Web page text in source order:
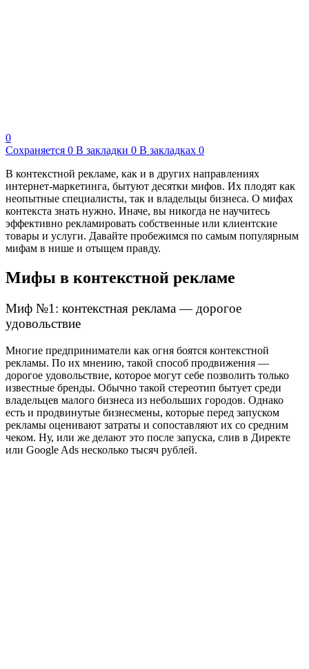
0
Сохраняется 0 В закладки 0 В закладках 0
В контекстной рекламе, как и в других направлениях
интернет-маркетинга, бытуют десятки мифов. Их плодят как
неопытные специалисты, так и владельцы бизнеса. О мифах
контекста знать нужно. Иначе, вы никогда не научитесь
эффективно рекламировать собственные или клиентские
товары и услуги. Давайте пробежимся по самым популярным
мифам в нише и отыщем правду.
Мифы в контекстной рекламе
Миф №1: контекстная реклама — дорогое
удовольствие
Многие предприниматели как огня боятся контекстной
рекламы. По их мнению, такой способ продвижения —
дорогое удовольствие, которое могут себе позволить только
известные бренды. Обычно такой стереотип бытует среди
владельцев малого бизнеса из небольших городов. Однако
есть и продвинутые бизнесмены, которые перед запуском
рекламы оценивают затраты и сопоставляют их со средним
чеком. Ну, или же делают это после запуска, слив в Директе
или Google Ads несколько тысяч рублей.